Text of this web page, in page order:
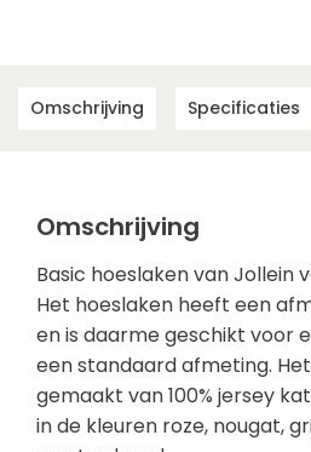
Omschrijving Specificaties
Omschrijving
Basic hoeslaken van Jollein
Het hoeslaken heeft een
en is daarme geschikt voor
een standaard afmeting.
gemaakt van 100% jersey
in de kleuren roze, nougat,